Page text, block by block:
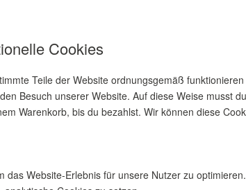
Cookies
Teile der Website ordnungsgemäß
Besuch unserer Website. Auf diese Weise musst
Warenkorb, bis du bezahlst. Wir können diese
das Website-Erlebnis für unsere Nutzer zu